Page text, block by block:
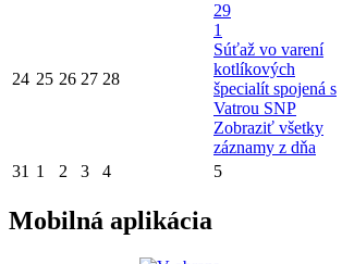
24 25 26 27 28
29
1
Súťaž vo varení
kotlíkových
špecialít spojená s
Vatrou SNP
Zobraziť všetky
záznamy z dňa
31 1 2 3 4 5
Mobilná aplikácia